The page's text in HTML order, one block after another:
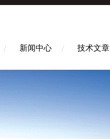
新闻中心 技术文章